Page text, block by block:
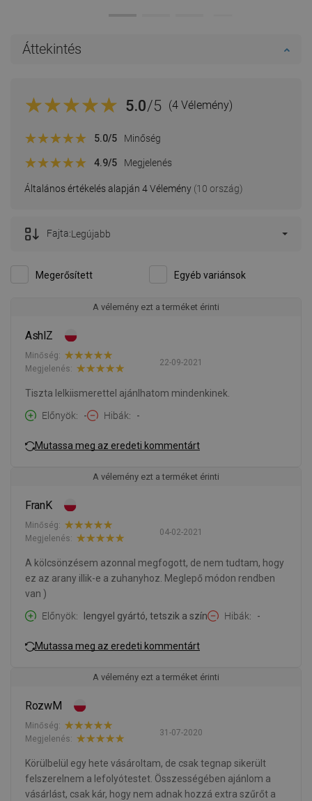
Áttekintés
5.0/5 (4 Vélemény)
Általános értékelés alapján 4 Vélemény (10 ország)
5.0/5 Minőség
4.9/5 Megjelenés
Megerősített Egyéb variánsok
Fajta:Legújabb
A vélemény ezt a terméket érinti
AshlZ
22-09-2021
Minőség:
Megjelenés:
Tiszta lelkiismerettel ajánlhatom mindenkinek.
Előnyök
- Hibák -
Mutassa meg az eredeti kommentárt
A vélemény ezt a terméket érinti
FranK
04-02-2021
Minőség:
Megjelenés:
A kölcsönzésem azonnal megfogott, de nem tudtam, hogy
ez az arany illik-e a zuhanyhoz. Meglepő módon rendben
van )
Előnyök
lengyel gyártó, tetszik a szín Hibák -
Mutassa meg az eredeti kommentárt
A vélemény ezt a terméket érinti
RozwM
31-07-2020
Minőség:
Megjelenés:
Körülbelül egy hete vásároltam, de csak tegnap sikerült
felszerelnem a lefolyótestet. Összességében ajánlom a
vásárlást, csak kár, hogy nem adnak hozzá extra szűrőt a